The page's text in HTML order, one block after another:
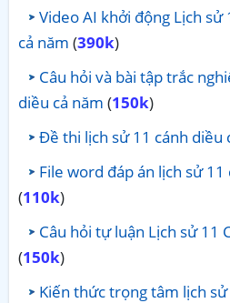
Video AI khởi động Lịch sử
cả năm (390k)
Câu hỏi và bài tập trắc
diều cả năm (150k)
Đề thi lịch sử 11 cánh diều
File word đáp án lịch sử
(110k)
Câu hỏi tự luận Lịch sử 11
(150k)
Kiến thức trọng tâm lịch